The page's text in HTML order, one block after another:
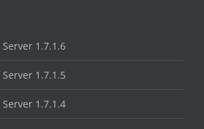
1.7.1.6
1.7.1.5
1.7.1.4